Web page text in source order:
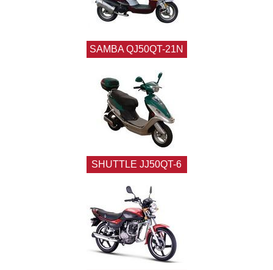
SAMBA QJ50QT-21N
SHUTTLE JJ50QT-6